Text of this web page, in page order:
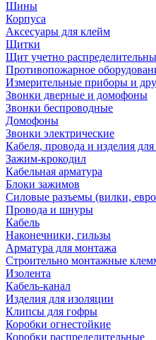
Шины
Корпуса
Аксесуары для клейм
Щитки
Щит учетно
Противопожарное
Измерительные приборы и
Звонки дверные и домофоны
Звонки беспроводные
Домофоны
Звонки электрические
Кабеля, провода и изделия
Зажим-крокодил
Кабельная арматура
Блоки зажимов
Силовые разъемы (вилки,
Провода и шнуры
Кабель
Наконечники, гильзы
Арматура для монтажа
Строительно монтажные
Изолента
Кабель-канал
Изделия для изоляции
Клипсы для гофры
Коробки огнестойкие
Коробки распределительные